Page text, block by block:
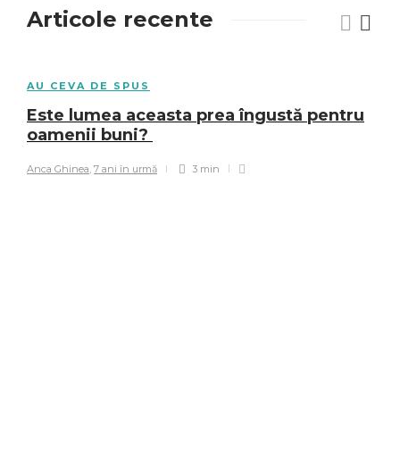
Articole recente
AU CEVA DE SPUS
Este lumea aceasta prea îngustă pentru
oamenii buni?
Anca Ghinea, 7 ani în urmă 3 min